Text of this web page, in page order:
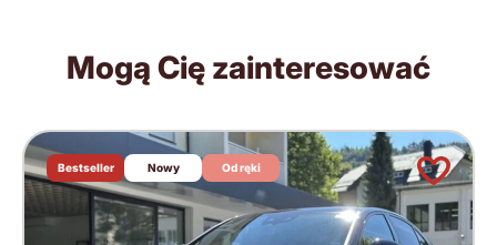
Mogą Cię zainteresować
Bestseller Nowy Od ręki